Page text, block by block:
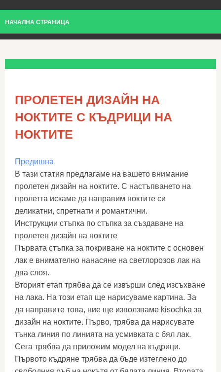
НАЧАЛНА СТРАНИЦА
ПРОЛЕТЕН ДИЗАЙН НА
НОКТИТЕ С КЪДРИЦИ НА
НОКТИТЕ
Предишна
В тази статия предлагаме на вашето внимание
пролетен дизайн на ноктите. С настъпването на
пролетта искаме да направим ноктите си
деликатни, спретнати и романтични.
Инструкции стъпка по стъпка за създаване на
пролетен дизайн на ноктите
Първата стъпка за покриване на ноктите с основен
лак е внимателно нанасяне на светлорозов лак на
два слоя.
Вторият етап трябва да се извърши след изсъхване
на лака. На този етап ще нарисуваме картина. За
да направите това, ние ще използваме kisochka за
дизайн на ноктите. Първо, трябва да нарисувате
тънка линия по линията на усмивката с бял лак.
Сега трябва да приложим модел на къдрици.
Първото къдряне трябва да бъде изтеглено до